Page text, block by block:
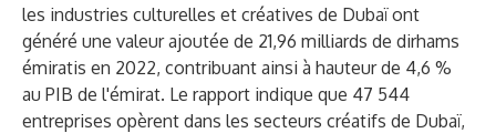
les industries culturelles et créatives de Dubaï ont
généré une valeur ajoutée de 21,96 milliards de dirhams
émiratis en 2022, contribuant ainsi à hauteur de 4,6 %
au PIB de l'émirat. Le rapport indique que 47 544
entreprises opèrent dans les secteurs créatifs de Dubaï,